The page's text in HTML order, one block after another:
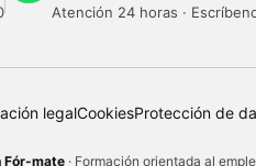
Atención 24 horas ·
legalCookiesProtección de
Fór-mate · Formación orientada al